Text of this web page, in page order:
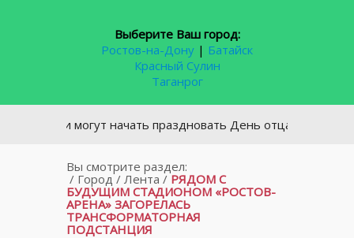
Выберите Ваш город:
Ростов-на-Дону | Батайск
Красный Сулин
Таганрог
могут начать праздновать День отца
Вы смотрите раздел:
/ Город/ Лента / РЯДОМ С
БУДУЩИМ СТАДИОНОМ «РОСТОВ-
АРЕНА» ЗАГОРЕЛАСЬ
ТРАНСФОРМАТОРНАЯ
ПОДСТАНЦИЯ